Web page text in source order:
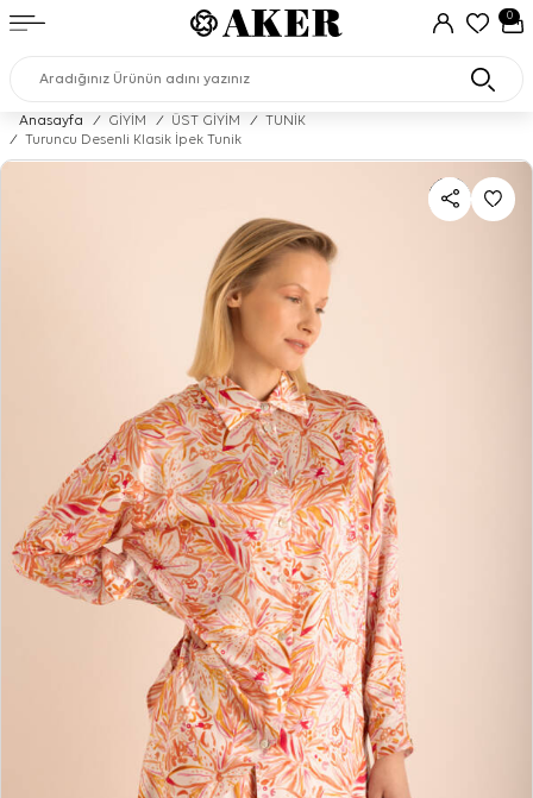
0
Anasayfa / GİYİM / ÜST GİYİM /
TUNİK
/
Turuncu Desenli Klasik İpek Tunik